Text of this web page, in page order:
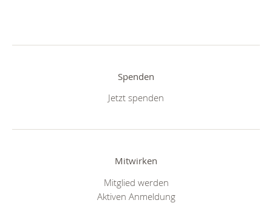
Spenden
Jetzt spenden
Mitwirken
Mitglied werden
Aktiven Anmeldung